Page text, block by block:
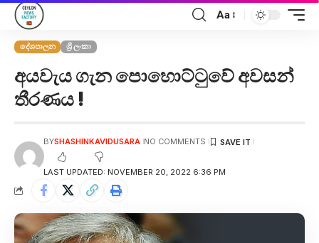
Aa
දේශපාලන ශ්‍රී ලංකා
අයවැය ගැන පොහොට්ටුවේ අවසන්
තීරණය !
LAST UPDATED: NOVEMBER 20, 2022 6:36 PM
BYSHASHINKAVIDUSARA NO COMMENTS